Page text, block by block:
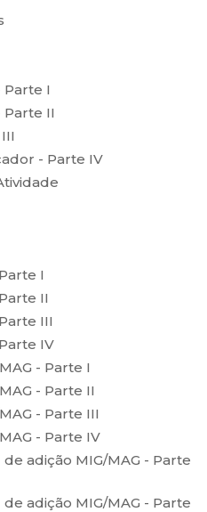
I
II
- Parte IV
I
II
III
IV
- Parte I
- Parte II
- Parte III
- Parte IV
adição MIG/MAG - Parte
adição MIG/MAG - Parte